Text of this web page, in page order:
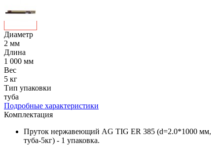
Диаметр
2 мм
Длина
1 000 мм
Вес
5 кг
Тип упаковки
туба
Подробные характеристики
Комплектация
Пруток нержавеющий AG TIG ER 385 (d=2.0*1000 мм,
туба-5кг) - 1 упаковка.